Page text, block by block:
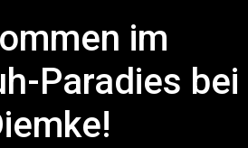
im
Paradies bei